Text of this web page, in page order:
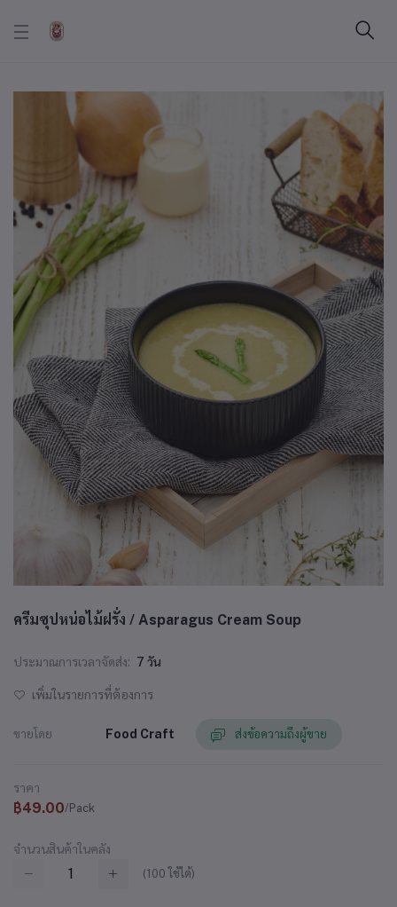
ครีมซุปหน่อไม้ฝรั่ง / Asparagus Cream Soup
ประมาณการเวลาจัดส่ง: 7 วัน
เพิ่มในรายการที่ต้องการ
ขายโดย Food Craft ส่งข้อความถึงผู้ขาย
ราคา
฿49.00/Pack
จำนวนสินค้าในคลัง
(100 ใช้ได้)